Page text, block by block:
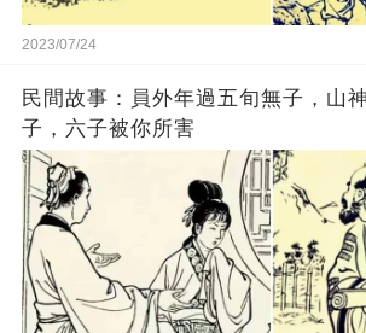
2023/07/24
民間故事：員外年過五旬無子，山
子，六子被你所害